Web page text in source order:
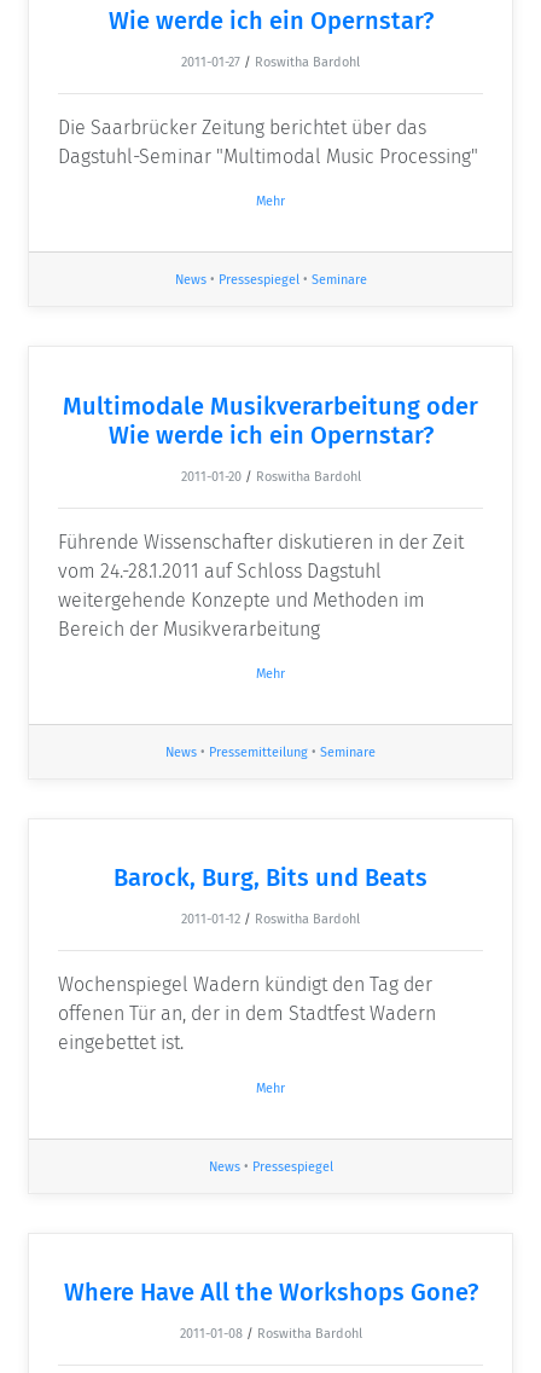
Wie werde ich ein Opernstar?
2011-01-27 / Roswitha Bardohl
Die Saarbrücker Zeitung berichtet über das
Dagstuhl-Seminar "Multimodal Music Processing"
Mehr
News• Pressespiegel• Seminare
Multimodale Musikverarbeitung oder
Wie werde ich ein Opernstar?
2011-01-20 / Roswitha Bardohl
Führende Wissenschafter diskutieren in der Zeit
vom 24.-28.1.2011 auf Schloss Dagstuhl
weitergehende Konzepte und Methoden im
Bereich der Musikverarbeitung
Mehr
News • Pressemitteilung • Seminare
Barock, Burg, Bits und Beats
2011-01-12 / Roswitha Bardohl
Wochenspiegel Wadern kündigt den Tag der
offenen Tür an, der in dem Stadtfest Wadern
eingebettet ist.
Mehr
News• Pressespiegel
Where Have All the Workshops Gone?
2011-01-08 / Roswitha Bardohl